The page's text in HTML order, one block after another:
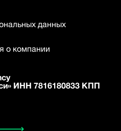
данных
о компании
ИНН 7816180833 КПП